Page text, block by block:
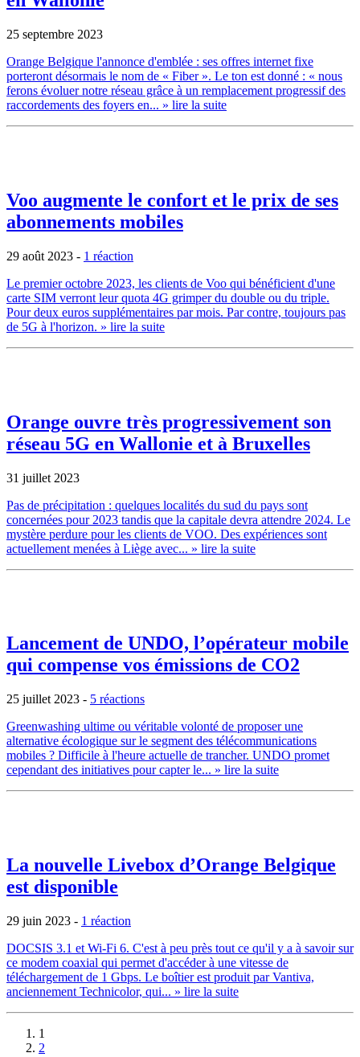
25 septembre 2023
Orange Belgique l'annonce d'emblée : ses offres internet fixe
porteront désormais le nom de « Fiber ». Le ton est donné : « nous
ferons évoluer notre réseau grâce à un remplacement progressif des
raccordements des foyers en... » lire la suite
Voo augmente le confort et le prix de ses
abonnements mobiles
29 août 2023 - 1 réaction
Le premier octobre 2023, les clients de Voo qui bénéficient d'une
carte SIM verront leur quota 4G grimper du double ou du triple.
Pour deux euros supplémentaires par mois. Par contre, toujours pas
de 5G à l'horizon. » lire la suite
Orange ouvre très progressivement son
réseau 5G en Wallonie et à Bruxelles
31 juillet 2023
Pas de précipitation : quelques localités du sud du pays sont
concernées pour 2023 tandis que la capitale devra attendre 2024. Le
mystère perdure pour les clients de VOO. Des expériences sont
actuellement menées à Liège avec... » lire la suite
Lancement de UNDO, l’opérateur mobile
qui compense vos émissions de CO2
25 juillet 2023 - 5 réactions
Greenwashing ultime ou véritable volonté de proposer une
alternative écologique sur le segment des télécommunications
mobiles ? Difficile à l'heure actuelle de trancher. UNDO promet
cependant des initiatives pour capter le... » lire la suite
La nouvelle Livebox d’Orange Belgique
est disponible
29 juin 2023 - 1 réaction
DOCSIS 3.1 et Wi-Fi 6. C'est à peu près tout ce qu'il y a à savoir sur
ce modem coaxial qui permet d'accéder à une vitesse de
téléchargement de 1 Gbps. Le boîtier est produit par Vantiva,
anciennement Technicolor, qui... » lire la suite
1
2